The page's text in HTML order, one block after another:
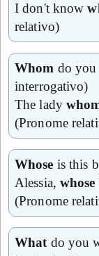
I don't know
relativo)
Whom do you
interrogativo)
The lady
(Pronome
Whose is this
Alessia,whose
(Pronome
Whatdo you